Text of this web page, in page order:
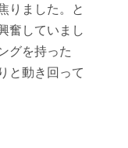
りました。と
奮していまし
グを持った
と動き回って